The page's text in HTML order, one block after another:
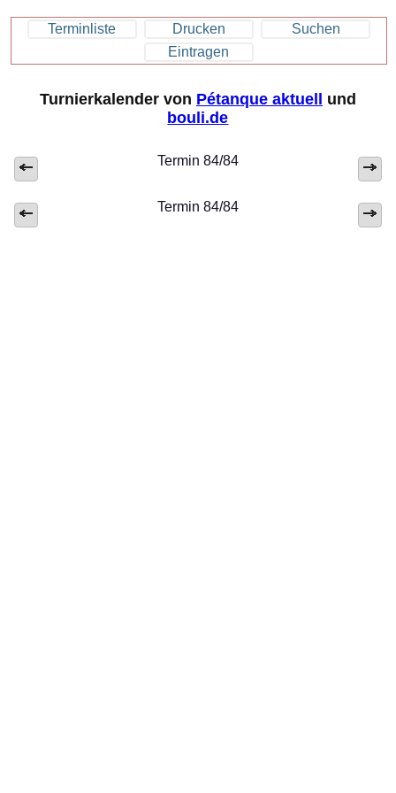
Terminliste Drucken
Suchen
Eintragen
Turnierkalender von Pétanque aktuell und
bouli.de
Termin 84/84
Termin 84/84